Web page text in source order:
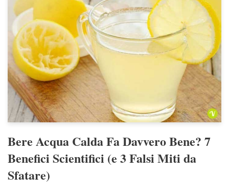
Bere Acqua Calda Fa Davvero Bene? 7
Benefici Scientifici (e 3 Falsi Miti da
Sfatare)